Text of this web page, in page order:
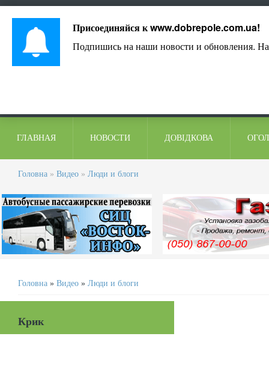
ГЛАВНАЯ НОВОСТИ ДОВІДКОВА
Головна » Видео » Люди и блоги
Головна » Видео » Люди и блоги
Крик
Присоединяйся кwww.dobrepole.com.ua!
Подпишись на наши новости и обновления.